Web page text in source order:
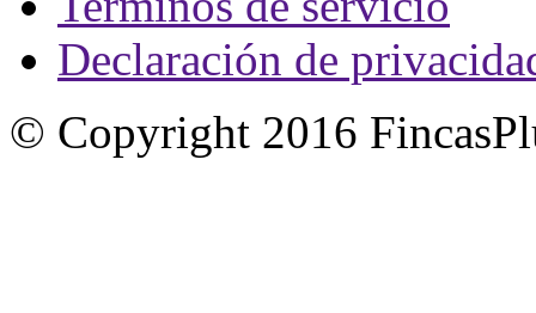
Declaración de
© Copyright 2016